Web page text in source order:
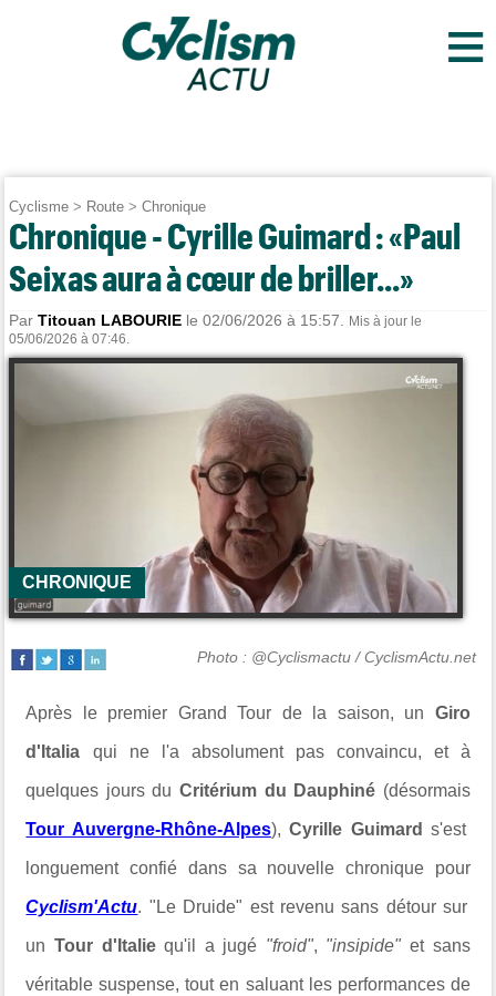
≡
Cyclisme > Route >Chronique
Chronique - Cyrille Guimard : «Paul
Seixas aura à cœur de briller...»
ParTitouan LABOURIE le 02/06/2026 à 15:57.
Mis à jour le
05/06/2026 à 07:46.
CHRONIQUE
Photo : @Cyclismactu / CyclismActu.net
Après le premier Grand Tour de la saison, un Giro
d'Italia qui ne l'a absolument pas convaincu, et à
quelques jours du Critérium du Dauphiné (désormais
Tour Auvergne-Rhône-Alpes),Cyrille Guimard s'est
longuement confié dans sa nouvelle chronique pour
Cyclism'Actu. "Le Druide" est revenu sans détour sur
unTour d'Italiequ'il a jugé "froid", "insipide" et sans
véritable suspense, tout en saluant les performances de